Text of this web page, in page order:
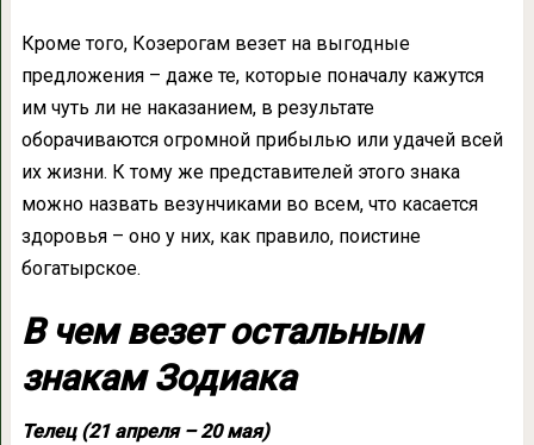
Кроме того, Козерогам везет на выгодные
предложения – даже те, которые поначалу кажутся
им чуть ли не наказанием, в результате
оборачиваются огромной прибылью или удачей всей
их жизни. К тому же представителей этого знака
можно назвать везунчиками во всем, что касается
здоровья – оно у них, как правило, поистине
богатырское.
В чем везет остальным
знакам Зодиака
Телец (21 апреля – 20 мая)